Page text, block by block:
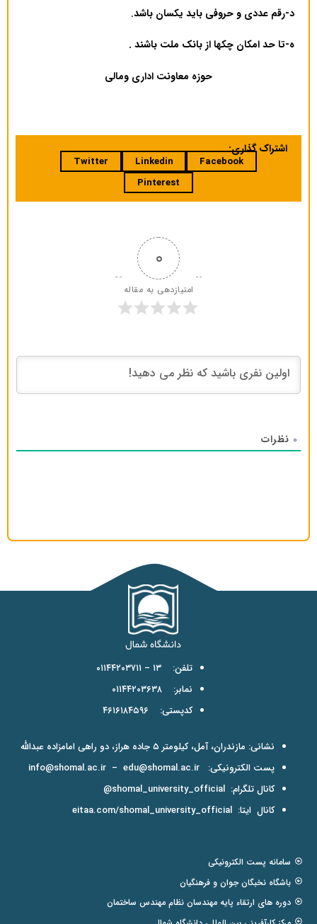
د-رقم عددی و حروفی باید یکسان باشد.
ه-تا حد امکان چکها از بانک ملت باشند .
حوزه معاونت اداری ومالی
اشتراک گذاری:
Facebook
Linkedin
Twitter
Pinterest
0
امتیازدهی به مقاله
0 نظرات
تلفن: ۱۳ – ۰۱۱۴۴۲۰۳۷۱۱
نمابر: ۰۱۱۴۴۲۰۳۶۳۸
کدپستی: ۴۶۱۶۱۸۴۵۹۶
نشانی: مازندران، آمل، کیلومتر ۵ جاده هراز، دو راهی امامزاده عبدالله
پست الکترونیکی:
info@shomal.ac.ir – edu@shomal.ac.ir
کانال تلگرام: shomal_university_official@
کانال ایتا: eitaa.com/shomal_university_official
سامانه پست الکترونیکی
باشگاه نخبگان جوان و فرهنگیان
دوره های ارتقاء پایه مهندسان نظام مهندس ساختمان